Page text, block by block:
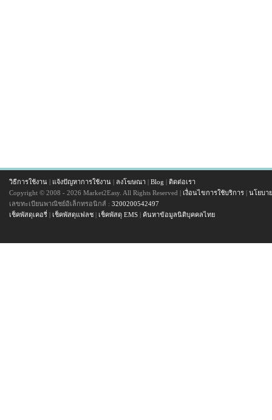
วิธีการใช้งาน | แจ้งปัญหาการใช้งาน | ลงโฆษณา | Blog | ติดต่อเรา
Copyright © 2008 - 2026 Market2Easy. All Rights Reserved | เงื่อนไขการใช้บริการ | นโยบา
เลขทะเบียนพาณิชย์อิเล็กทรอนิกส์ : 3200200542497
เช็คพัสดุเคอรี่ | เช็คพัสดุแฟลช | เช็คพัสดุ EMS | ค้นหาข้อมูลนิติบุคคลไทย